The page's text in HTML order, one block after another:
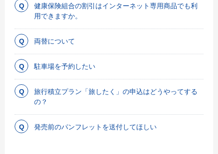
健康保険組合の割引はインターネット専用商品でも利
用できますか。
両替について
駐車場を予約したい
旅行積立プラン「旅したく」の申込はどうやってする
の？
発売前のパンフレットを送付してほしい